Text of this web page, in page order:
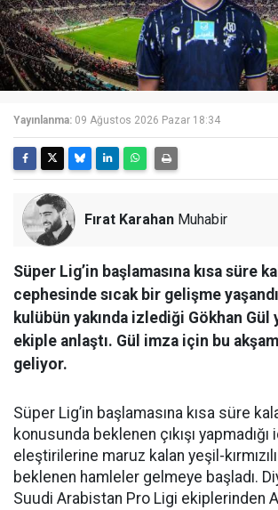
Yayınlanma: 09 Ağustos 2026 Pazar 18:34
Fırat Karahan Muhabir
Süper Lig’in başlamasına kısa süre
cephesinde sıcak bir gelişme
kulübün yakında izlediği Gökhan Gül
ekiple anlaştı. Gül imza için bu akşam
geliyor.
Süper Lig’in başlamasına kısa süre
konusunda beklenen çıkışı yapmadığı
eleştirilerine maruz kalan yeşil-
beklenen hamleler gelmeye başladı.
Suudi Arabistan Pro Ligi ekiplerinden